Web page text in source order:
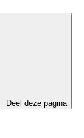
Deel deze pagina